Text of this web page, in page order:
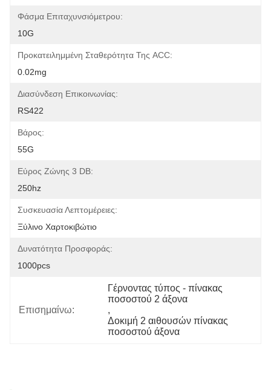
Φάσμα Επιταχυνσιόμετρου:
10G
Προκατειλημμένη Σταθερότητα Της ACC:
0.02mg
Διασύνδεση Επικοινωνίας:
RS422
Βάρος:
55G
Εύρος Ζώνης 3 DB:
250hz
Συσκευασία Λεπτομέρειες:
Ξύλινο Χαρτοκιβώτιο
Δυνατότητα Προσφοράς:
1000pcs
Επισημαίνω:
Γέρνοντας τύπος - πίνακας
ποσοστού 2 άξονα
,
Δοκιμή 2 αιθουσών πίνακας
ποσοστού άξονα